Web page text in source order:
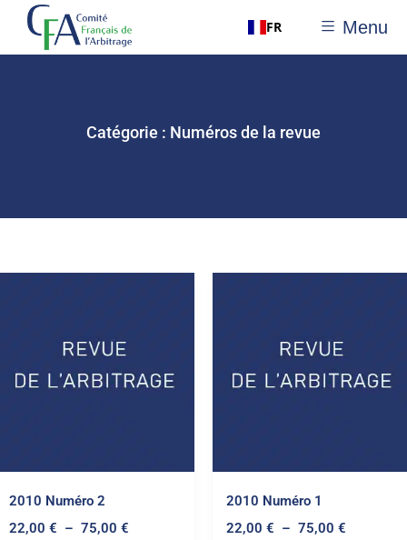
Menu
FR
Catégorie : Numéros de la revue
2010 Numéro 2
22,00 € – 75,00 €
2010 Numéro 1
22,00 € – 75,00 €